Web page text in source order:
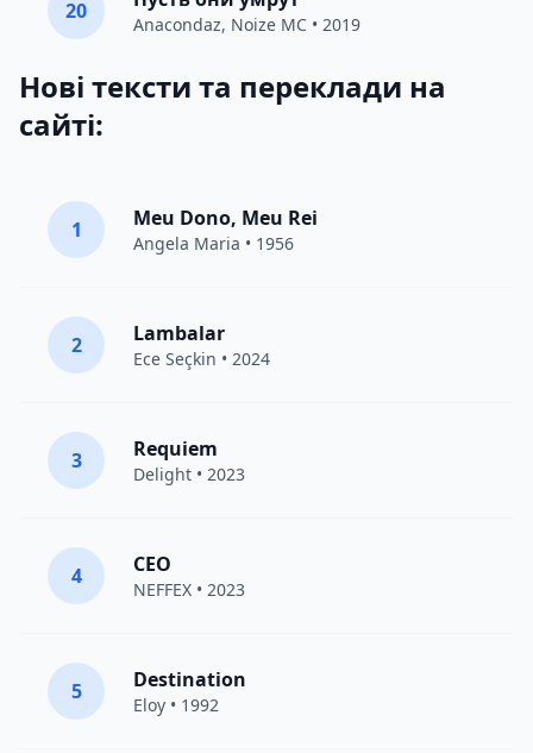
20
Anacondaz, Noize MC • 2019
Нові тексти та переклади на
сайті:
1 Meu Dono, Meu Rei
Angela Maria • 1956
2 Lambalar
Ece Seçkin • 2024
3 Requiem
Delight • 2023
4 CEO
NEFFEX • 2023
5 Destination
Eloy • 1992